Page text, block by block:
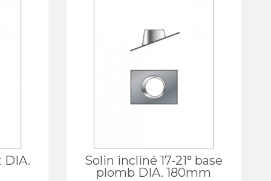
DIA.
Solin incliné 17-21° base
plomb DIA. 180mm